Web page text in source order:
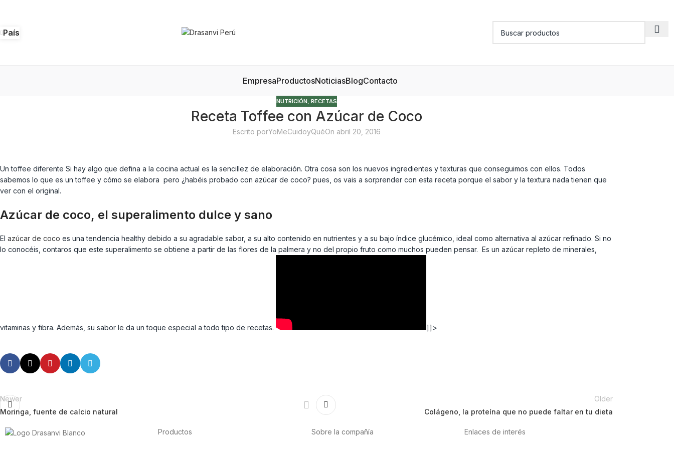
País
EmpresaProductosNoticiasBlogContacto
NUTRICIÓN, RECETAS
Receta Toffee con Azúcar de Coco
Escrito porYoMeCuidoyQuéOn abril 20, 2016
Un toffee diferente Si hay algo que defina a la cocina actual es la sencillez de elaboración. Otra cosa son los nuevos ingredientes y texturas que conseguimos con ellos. Todos
sabemos lo que es un toffee y cómo se elabora pero ¿habéis probado con azúcar de coco? pues, os vais a sorprender con esta receta porque el sabor y la textura nada tienen que
ver con el original.
Azúcar de coco, el superalimento dulce y sano
El azúcar de coco es una tendencia healthy debido a su agradable sabor, a su alto contenido en nutrientes y a su bajo índice glucémico, ideal como alternativa al azúcar refinado. Si no
lo conocéis, contaros que este superalimento se obtiene a partir de las flores de la palmera y no del propio fruto como muchos pueden pensar. Es un azúcar repleto de minerales,
vitaminas y fibra. Además, su sabor le da un toque especial a todo tipo de recetas. ]]>
Newer
Moringa, fuente de calcio natural
Older
Colágeno, la proteína que no puede faltar en tu dieta
Productos Sobre la compañía Enlaces de interés